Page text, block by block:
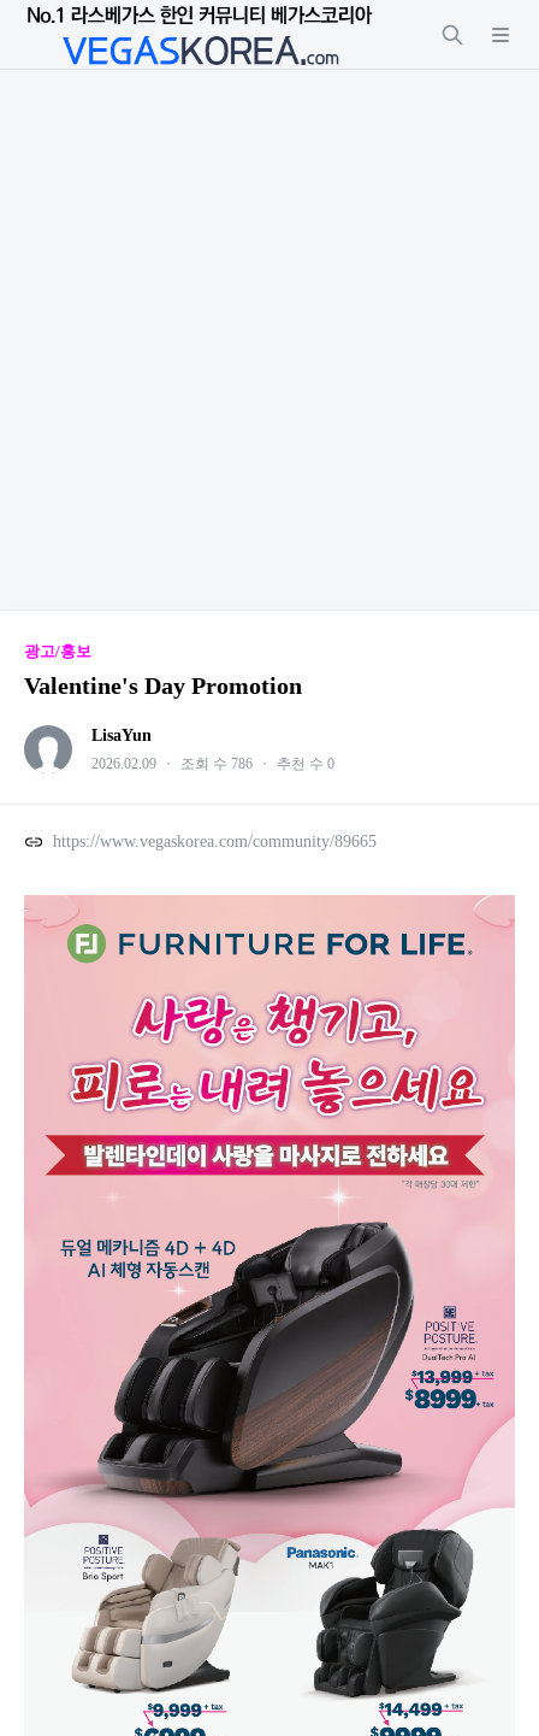
광고/홍보
Valentine's Day Promotion
LisaYun
2026.02.09 ・ 조회 수 786 ・ 추천 수 0
https://www.vegaskorea.com/community/89665